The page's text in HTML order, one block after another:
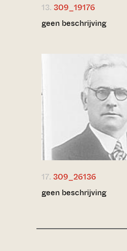
13. 309_19176
geen beschrijving
17. 309_26136
geen beschrijving